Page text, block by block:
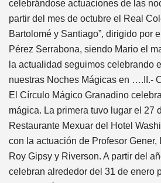
celebrándose actuaciones de las
partir del mes de octubre el Real
Bartolomé y Santiago”, dirigido por
Pérez Serrabona, siendo Mario el
la actualidad seguimos celebrando
nuestras Noches Mágicas en ….II.-
El Círculo Mágico Granadino
mágica. La primera tuvo lugar el 27
Restaurante Mexuar del Hotel
con la actuación de Profesor Gener,
Roy Gipsy y Riverson. A partir del
celebran alrededor del 31 de enero